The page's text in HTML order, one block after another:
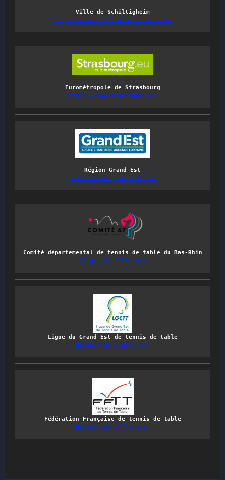
Ville de Schiltigheim
https://www.ville-schiltigheim.fr/
Eurométropole de Strasbourg
https://www.strasbourg.eu/
Région Grand Est
https://www.grandest.fr/
Comité départemental de tennis de table du Bas-Rhin
https://cd67tt.com/
Ligue du Grand Est de tennis de table
https://www.lgett.fr/
Fédération Française de tennis de table
https://www.fftt.com/